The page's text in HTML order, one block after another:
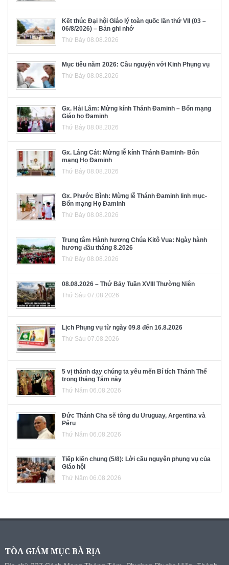
Kết thúc Đại hội Giáo lý toàn quốc lần thứ VII (03 –
06/8/2026) – Bản ghi nhớ
Thứ Bảy 08.08.2026
Mục tiêu năm 2026: Cầu nguyện với Kinh Phụng vụ
Thứ Bảy 08.08.2026
Gx. Hải Lâm: Mừng kính Thánh Đaminh – Bổn mạng
Giáo họ Đaminh
Thứ Bảy 08.08.2026
Gx. Láng Cát: Mừng lễ kính Thánh Đaminh- Bổn
mạng Họ Đaminh
Thứ Bảy 08.08.2026
Gx. Phước Bình: Mừng lễ Thánh Đaminh linh mục-
Bổn mạng Họ Đaminh
Thứ Bảy 08.08.2026
Trung tâm Hành hương Chúa Kitô Vua: Ngày hành
hương đầu tháng 8.2026
Thứ Bảy 08.08.2026
08.08.2026 – Thứ Bảy Tuần XVIII Thường Niên
Thứ Sáu 07.08.2026
Lịch Phụng vụ từ ngày 09.8 đến 16.8.2026
Thứ Sáu 07.08.2026
5 vị thánh dạy chúng ta yêu mến Bí tích Thánh Thể
trong tháng Tám này
Thứ Năm 06.08.2026
Đức Thánh Cha sẽ tông du Uruguay, Argentina và
Pêru
Thứ Năm 06.08.2026
Tiếp kiến chung (5/8): Lời cầu nguyện phụng vụ của
Giáo hội
Thứ Năm 06.08.2026
TÒA GIÁM MỤC BÀ RỊA